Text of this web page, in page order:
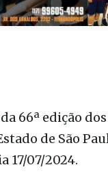
66ª edição dos